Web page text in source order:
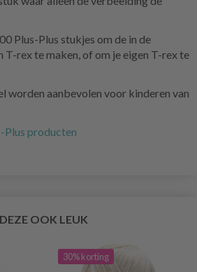
Plus-Plus stukjes om de in de
T-rex te maken, of om je eigen T-rex te
worden aanbevolen voor kinderen van
Plus producten
OOK LEUK
30% korting